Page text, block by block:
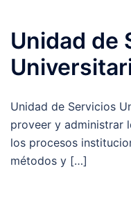
Unidad de
Unidad de Servicios
proveer y administrar
los procesos
métodos y […]